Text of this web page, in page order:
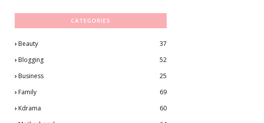
CATEGORIES
Beauty
37
Blogging
52
Business
25
Family
69
Kdrama
60